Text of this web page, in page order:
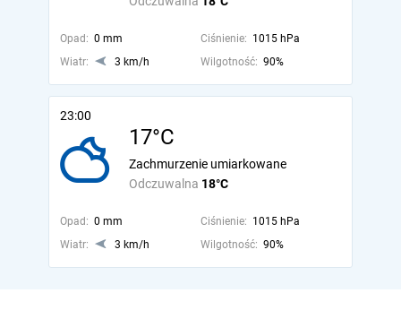
Opad: 0 mm Ciśnienie: 1015 hPa
Wiatr:
3 km/h Wilgotność: 90%
23:00
17°C
Odczuwalna 18°C
Zachmurzenie umiarkowane
Opad: 0 mm Ciśnienie: 1015 hPa
Wiatr:
3 km/h Wilgotność: 90%